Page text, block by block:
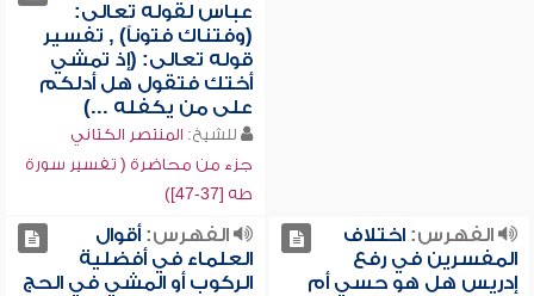
عباس لقوله تعالى:
(وفتناك فتوناً) , تفسير
قوله تعالى: (إذ تمشي
أختك فتقول هل أدلكم
على من يكفله ...)
للشيخ: المنتصر الكتاني
جزء من محاضرة ( تفسير سورة
طه [37-47])
الفهرس:اختلاف
المفسرين في رفع
إدريس هل هو حسي أم
الفهرس:أقوال
العلماء في أفضلية
الركوب أو المشي في الحج